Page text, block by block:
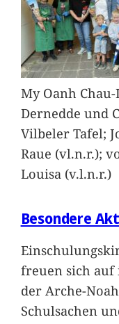
My Oanh
Dernedde und
Vilbeler Tafel;
Raue (vl.n.r.);
Louisa (v.l.n.r.)
Besondere
freuen sich auf
der Arche-
Schulsachen